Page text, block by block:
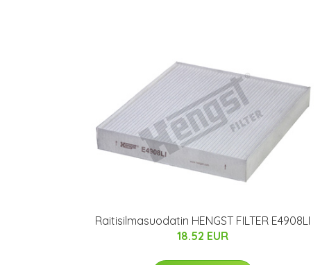
Raitisilmasuodatin HENGST FILTER E4908LI
18.52 EUR